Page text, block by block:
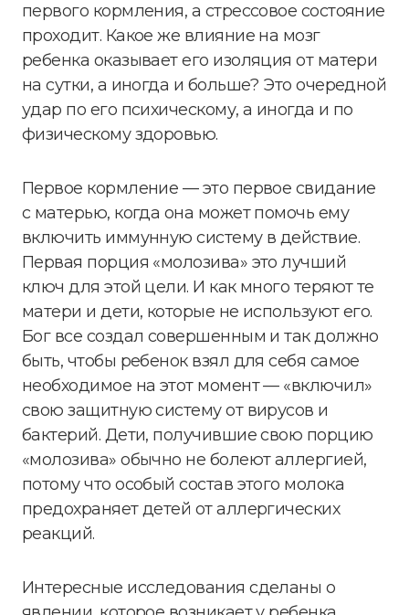
первого кормления, а стрессовое состояние
проходит. Какое же влияние на мозг
ребенка оказывает его изоляция от матери
на сутки, а иногда и больше? Это очередной
удар по его психическому, а иногда и по
физическому здоровью.
Первое кормление — это первое свидание
с матерью, когда она может помочь ему
включить иммунную систему в действие.
Первая порция «молозива» это лучший
ключ для этой цели. И как много теряют те
матери и дети, которые не используют его.
Бог все создал совершенным и так должно
быть, чтобы ребенок взял для себя самое
необходимое на этот момент — «включил»
свою защитную систему от вирусов и
бактерий. Дети, получившие свою порцию
«молозива» обычно не болеют аллергией,
потому что особый состав этого молока
предохраняет детей от аллергических
реакций.
Интересные исследования сделаны о